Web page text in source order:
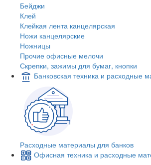
Бейджи
Клей
Клейкая лента канцелярская
Ножи канцелярские
Ножницы
Прочие офисные мелочи
Скрепки, зажимы для бумаг, кнопки
Банковская техника и расходные
Расходные материалы для банков
Офисная техника и расходные